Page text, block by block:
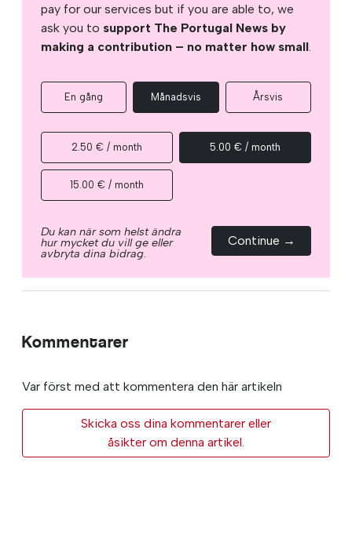
pay for our services but if you are able to, we
ask you to support The Portugal News by
making a contribution – no matter how small.
En gång Månadsvis Årsvis
2.50 € / month 5.00 € / month
15.00 € / month
Du kan när som helst ändra
hur mycket du vill ge eller
avbryta dina bidrag.
Continue →
Kommentarer
Var först med att kommentera den här artikeln
Skicka oss dina kommentarer eller
åsikter om denna artikel.